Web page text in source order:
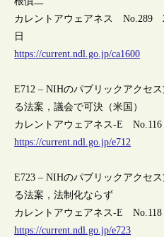
カレントアウェアネス No.289
日
https://current.ndl.go.jp/ca1600
E712 – NIHのパブリックアクセ
る法案，議会で可決（米国）
カレントアウェアネス-E No.116
https://current.ndl.go.jp/e712
E723 – NIHのパブリックアクセ
る法案，法制化ならず
カレントアウェアネス-E No.118
https://current.ndl.go.jp/e723